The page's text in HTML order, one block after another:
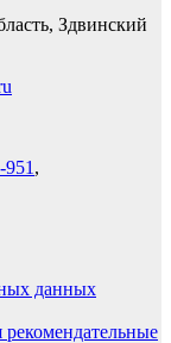
Здвинский
,
данных